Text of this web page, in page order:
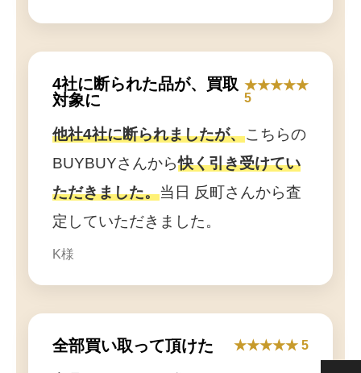
4社に断られた品が、買取
対象に
★★★★★
5
他社4社に断られましたが、こちらの
BUYBUYさんから快く引き受けてい
ただきました。当日 反町さんから査
定していただきました。
K様
全部買い取って頂けた ★★★★★ 5
無料相談 0120-
62-3917
